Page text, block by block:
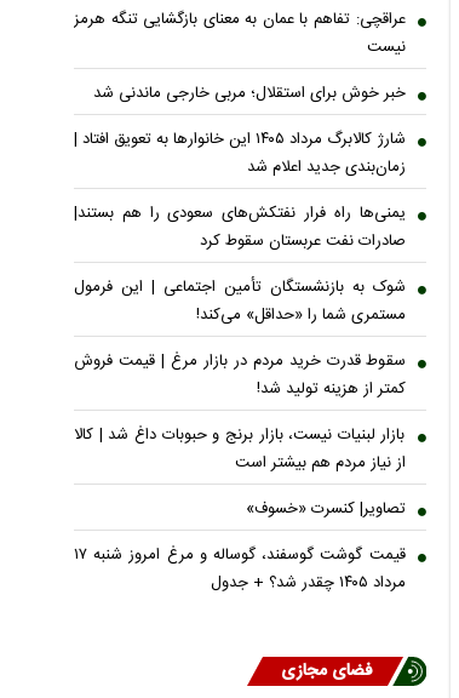
عراقچی: تفاهم با عمان به معنای بازگشایی تنگه هرمز
نیست
خبر خوش برای استقلال؛ مربی خارجی ماندنی شد
شارژ کالابرگ مرداد ۱۴۰۵ این خانوار‌ها به تعویق افتاد |
زمان‌بندی جدید اعلام شد
یمنی‌ها راه فرار نفتکش‌های سعودی را هم بستند|
صادرات نفت عربستان سقوط کرد
شوک به بازنشستگان تأمین اجتماعی | این فرمول
مستمری شما را «حداقل» می‌کند!
سقوط قدرت خرید مردم در بازار مرغ | قیمت فروش
کمتر از هزینه تولید شد!
بازار لبنیات نیست، بازار برنج و حبوبات داغ شد | کالا
از نیاز مردم هم بیشتر است
تصاویر| کنسرت «خسوف»
قیمت گوشت گوسفند، گوساله و مرغ امروز شنبه ۱۷
مرداد ۱۴۰۵ چقدر شد؟ + جدول
فضای مجازی